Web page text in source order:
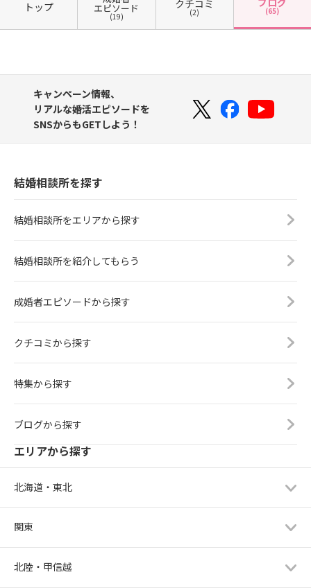
トップ エピソード
(19)
クチコミ
(2) (65)
キャンペーン情報、
リアルな婚活エピソードを
SNSからもGETしよう！
結婚相談所を探す
結婚相談所をエリアから探す
結婚相談所を紹介してもらう
成婚者エピソードから探す
クチコミから探す
特集から探す
ブログから探す
エリアから探す
北海道・東北
関東
北陸・甲信越